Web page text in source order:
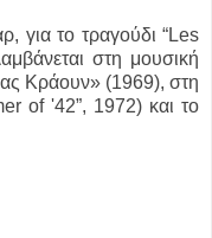
για το τραγούδι “Les
στη μουσική
Κράουν» (1969), στη
of '42”, 1972) και το